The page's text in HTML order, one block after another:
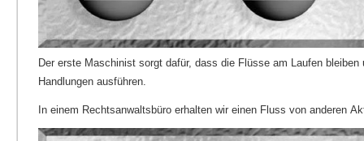
Der erste Maschinist sorgt dafür, dass die Flüsse am Laufen bleiben
Handlungen ausführen.
In einem Rechtsanwaltsbüro erhalten wir einen Fluss von anderen